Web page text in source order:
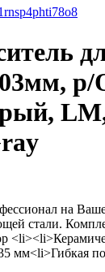
на
стали.
мм<li>Гибкая